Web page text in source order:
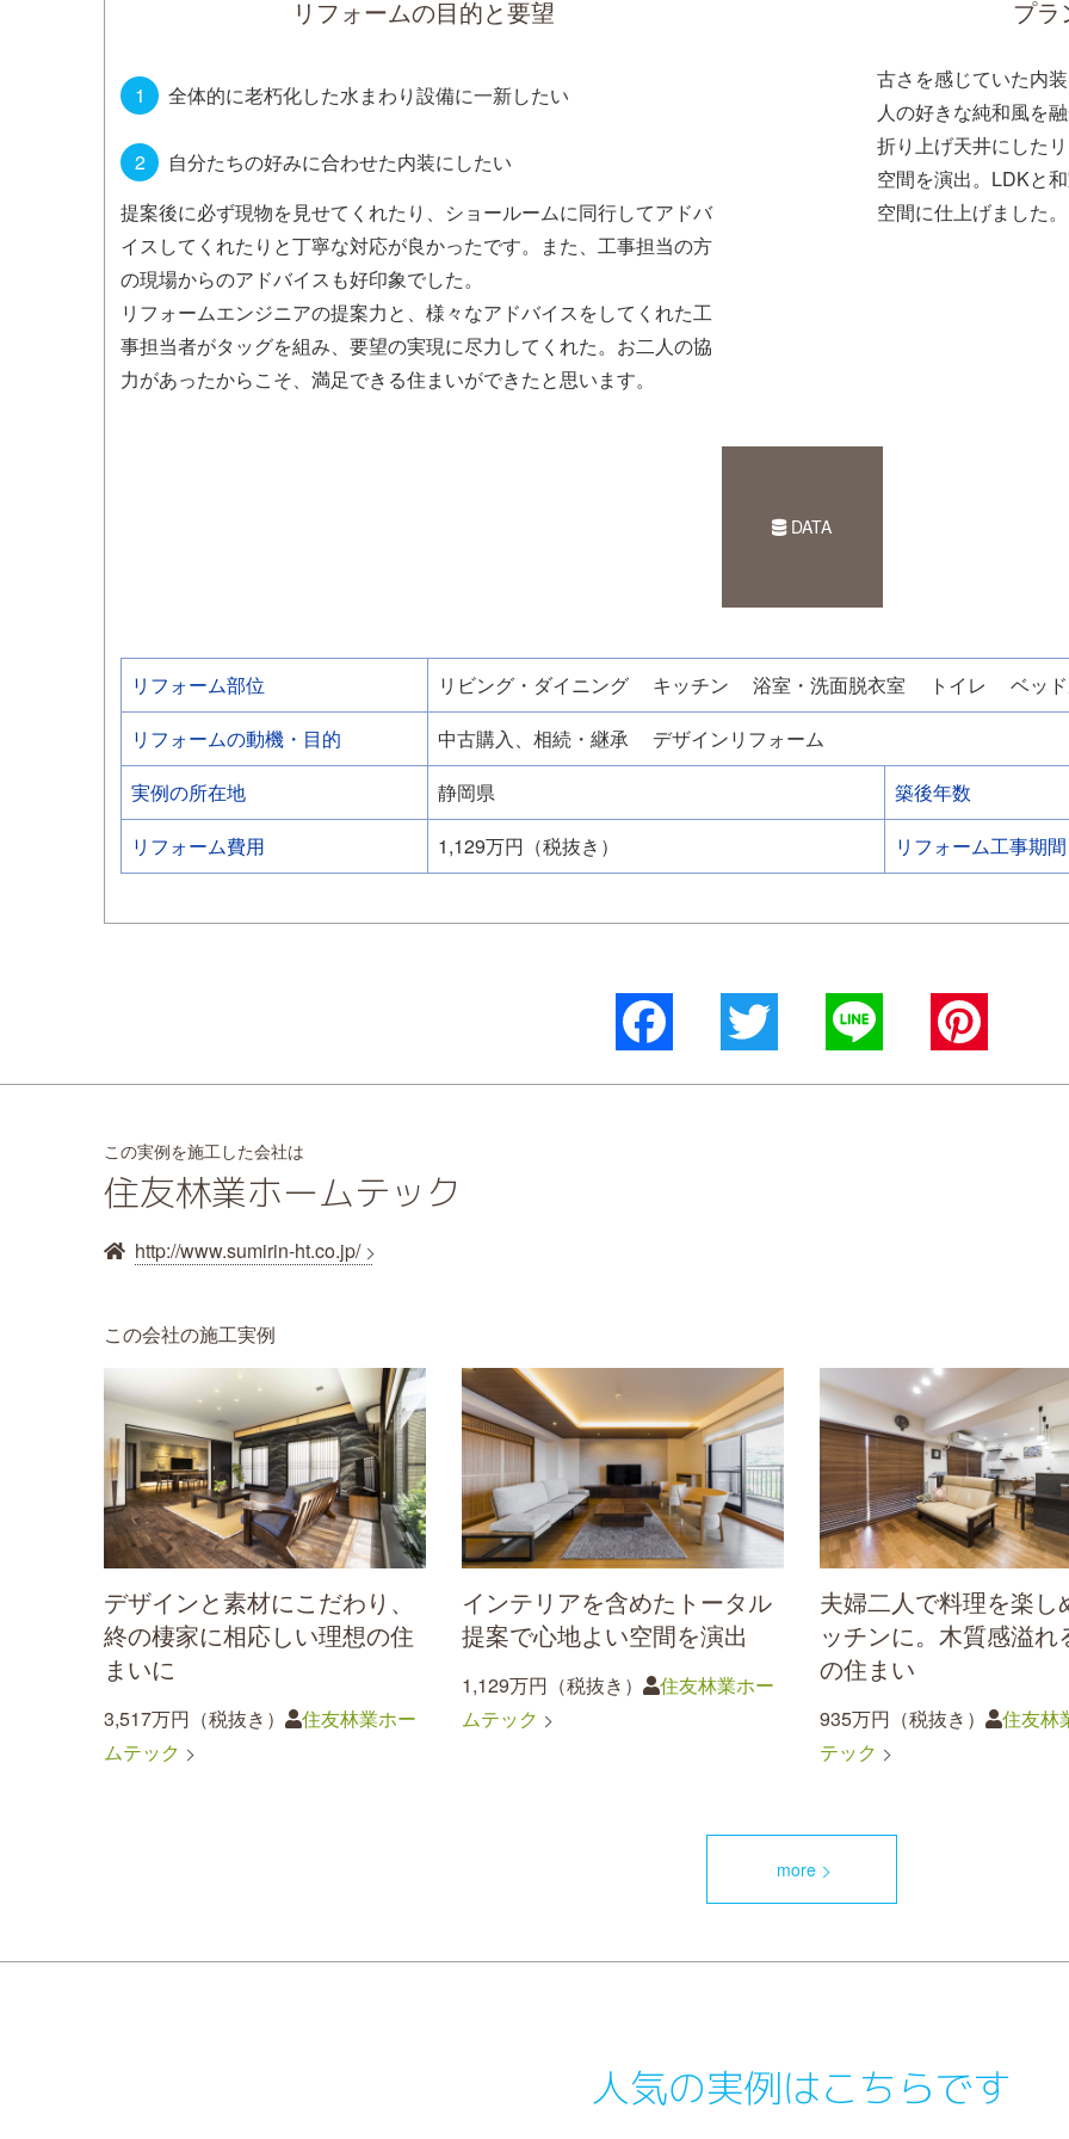
リフォームの目的と要望
全体的に老朽化した水まわり設備に一新したい
自分たちの好みに合わせた内装にしたい
提案後に必ず現物を見せてくれたり、ショールームに同行してアドバ
イスしてくれたりと丁寧な対応が良かったです。また、工事担当の方
の現場からのアドバイスも好印象でした。
リフォームエンジニアの提案力と、様々なアドバイスをしてくれた工
事担当者がタッグを組み、要望の実現に尽力してくれた。お二人の協
力があったからこそ、満足できる住まいができたと思います。
プラ
古さを感じていた内
人の好きな純和風を
折り上げ天井にした
空間を演出。LDKと
空間に仕上げました。
DATA
リフォーム部位 リビング・ダイニング キッチン 浴室・洗面脱衣室 トイレ
ベッ
リフォームの動機・目的
中古購入、相続・継承
デザインリフォーム
実例の所在地
静岡県
築後年数
リフォーム費用
1,129万円（税抜き） リフォーム工事期間
Facebook
この実例を施工した会社は
住友林業ホームテック
http://www.sumirin-ht.co.jp/
この会社の施工実例
デザインと素材にこだわり、
終の棲家に相応しい理想の住
まいに
3,517万円（税抜き）
住友林業ホー
ムテック
インテリアを含めたトータル
提案で心地よい空間を演出
1,129万円（税抜き）
住友林業ホー
ムテック
夫婦二人で料理を楽し
ッチンに。木質感溢れ
の住まい
935万円（税抜き）
住友林
テック
more
人気の実例はこちらです